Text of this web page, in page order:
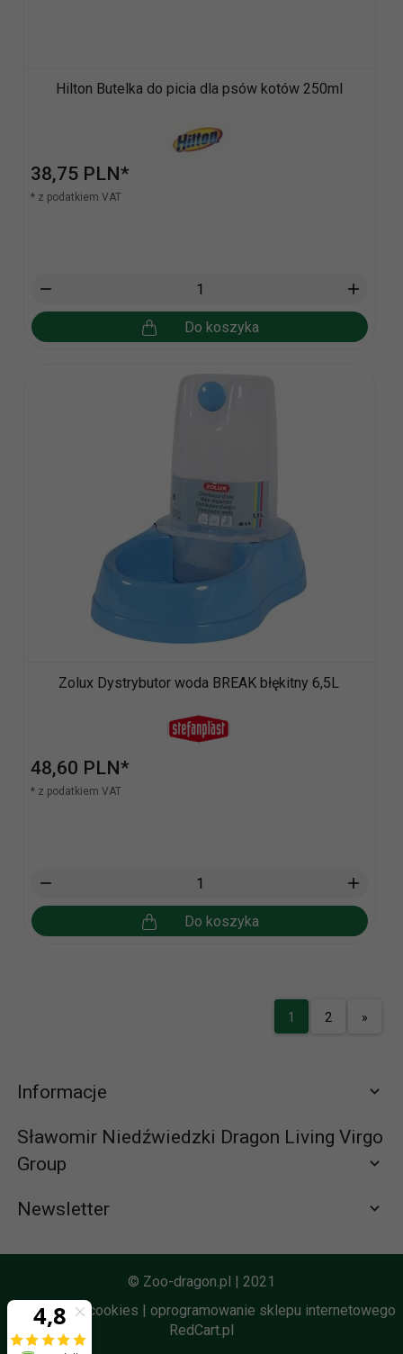
Hilton Butelka do picia dla psów kotów 250ml
38,75 PLN*
* z podatkiem VAT
Do koszyka
Zolux Dystrybutor woda BREAK błękitny 6,5L
48,60 PLN*
* z podatkiem VAT
Do koszyka
1 2 »
Informacje
Sławomir Niedźwiedzki Dragon Living Virgo
Group
665065310 (58) 672-65-61
zamowienia@zoo-dragon.pl
Newsletter
© Zoo-dragon.pl | 2021
Informacja o cookies
oprogramowanie sklepu internetowego
RedCart.pl